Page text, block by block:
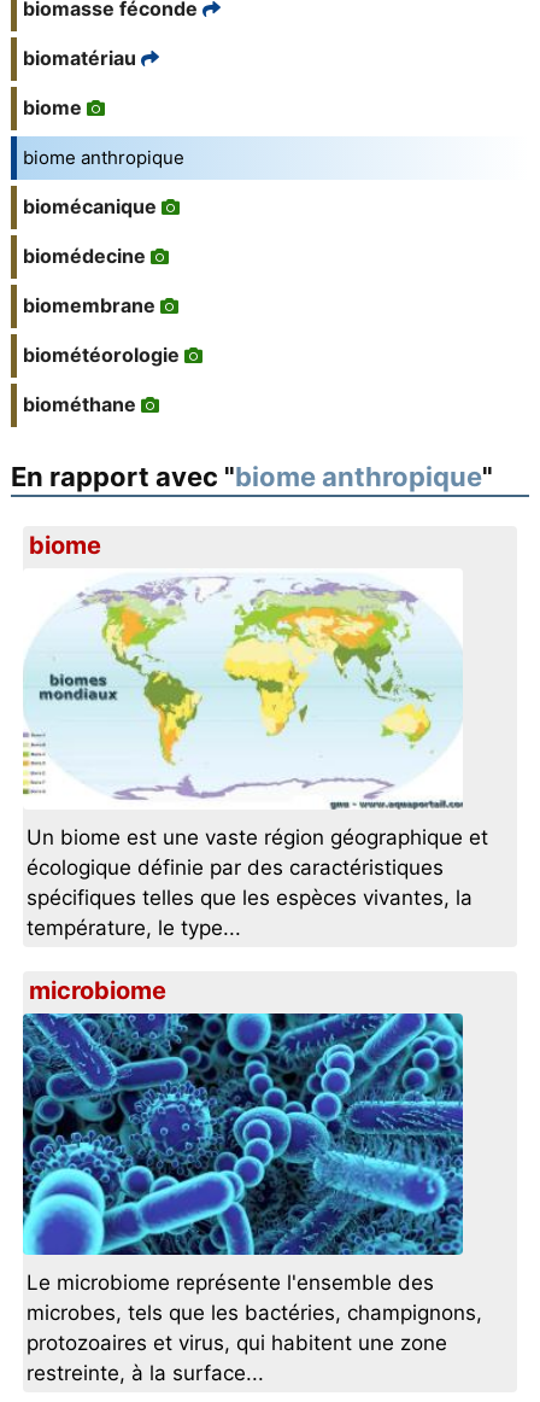
biomasse féconde
biomatériau
biome
biome anthropique
biomécanique
biomédecine
biomembrane
biométéorologie
biométhane
En rapport avec "biome anthropique"
biome
Un biome est une vaste région géographique et
écologique définie par des caractéristiques
spécifiques telles que les espèces vivantes, la
température, le type...
microbiome
Le microbiome représente l'ensemble des
microbes, tels que les bactéries, champignons,
protozoaires et virus, qui habitent une zone
restreinte, à la surface...